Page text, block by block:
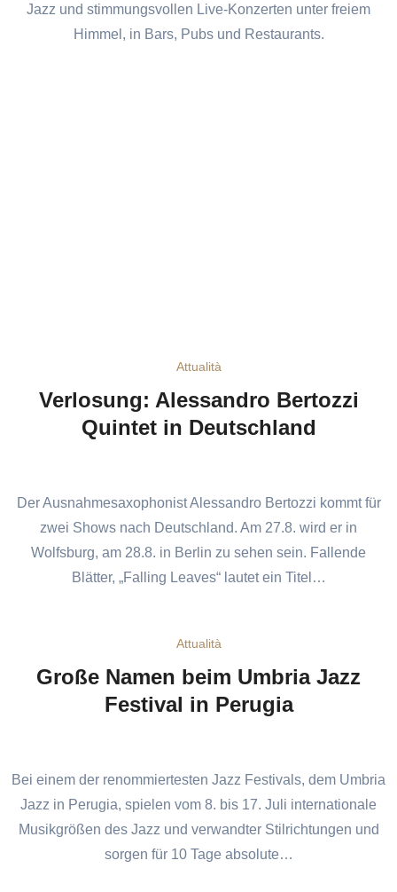
Jazz und stimmungsvollen Live-Konzerten unter freiem
Himmel, in Bars, Pubs und Restaurants.
Attualità
Verlosung: Alessandro Bertozzi
Quintet in Deutschland
Der Ausnahmesaxophonist Alessandro Bertozzi kommt für
zwei Shows nach Deutschland. Am 27.8. wird er in
Wolfsburg, am 28.8. in Berlin zu sehen sein. Fallende
Blätter, „Falling Leaves“ lautet ein Titel…
Attualità
Große Namen beim Umbria Jazz
Festival in Perugia
Bei einem der renommiertesten Jazz Festivals, dem Umbria
Jazz in Perugia, spielen vom 8. bis 17. Juli internationale
Musikgrößen des Jazz und verwandter Stilrichtungen und
sorgen für 10 Tage absolute…